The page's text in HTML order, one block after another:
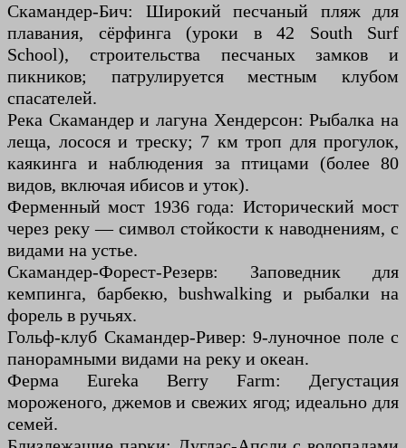
Скамандер-Бич: Широкий песчаный пляж для
плавания, сёрфинга (уроки в 42 South Surf
School), строительства песчаных замков и
пикников; патрулируется местным клубом
спасателей.
Река Скамандер и лагуна Хендерсон: Рыбалка на
леща, лосося и треску; 7 км троп для прогулок,
каякинга и наблюдения за птицами (более 80
видов, включая ибисов и уток).
Ферменный мост 1936 года: Исторический мост
через реку — символ стойкости к наводнениям, с
видами на устье.
Скамандер-Форест-Резерв: Заповедник для
кемпинга, барбекю, bushwalking и рыбалки на
форель в ручьях.
Гольф-клуб Скамандер-Ривер: 9-луночное поле с
панорамными видами на реку и океан.
Ферма Eureka Berry Farm: Дегустация
мороженого, джемов и свежих ягод; идеально для
семей.